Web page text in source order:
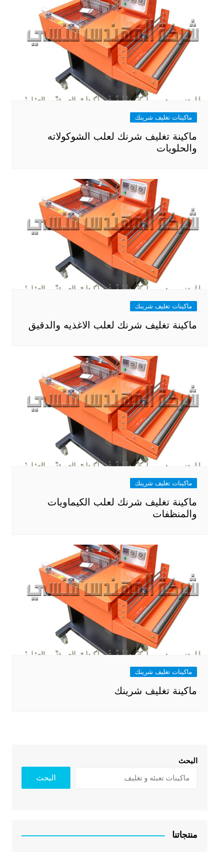
ماكينات تغليف شرينك
ماكينة تغليف شرنك لعلب الشوكولاته
والحلويات
ماكينات تغليف شرينك
ماكينة تغليف شرنك لعلب الاغذيه والدقيق
ماكينات تغليف شرينك
ماكينة تغليف شرنك لعلب الكيماويات
والمنظفات
ماكينات تغليف شرينك
ماكينة تغليف شرينك
البحث
البحث
منتجاتنا